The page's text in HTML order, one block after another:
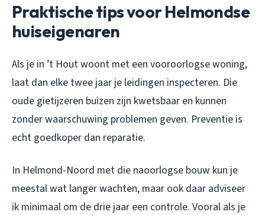
Praktische tips voor Helmondse
huiseigenaren
Als je in ’t Hout woont met een vooroorlogse woning,
laat dan elke twee jaar je leidingen inspecteren. Die
oude gietijzeren buizen zijn kwetsbaar en kunnen
zonder waarschuwing problemen geven. Preventie is
echt goedkoper dan reparatie.
In Helmond-Noord met die naoorlogse bouw kun je
meestal wat langer wachten, maar ook daar adviseer
ik minimaal om de drie jaar een controle. Vooral als je